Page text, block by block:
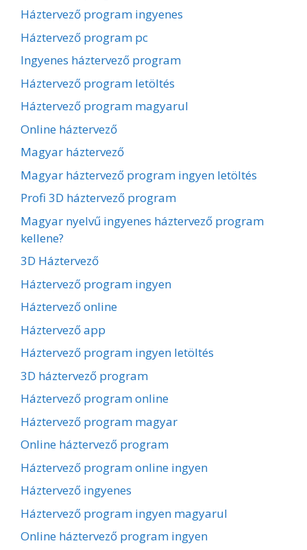
Háztervező program ingyenes
Háztervező program pc
Ingyenes háztervező program
Háztervező program letöltés
Háztervező program magyarul
Online háztervező
Magyar háztervező
Magyar háztervező program ingyen letöltés
Profi 3D háztervező program
Magyar nyelvű ingyenes háztervező program
kellene?
3D Háztervező
Háztervező program ingyen
Háztervező online
Háztervező app
Háztervező program ingyen letöltés
3D háztervező program
Háztervező program online
Háztervező program magyar
Online háztervező program
Háztervező program online ingyen
Háztervező ingyenes
Háztervező program ingyen magyarul
Online háztervező program ingyen